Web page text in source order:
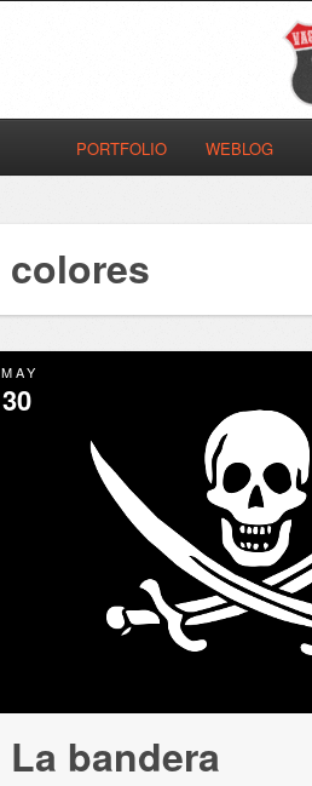
PORTFOLIO WEBLOG
colores
MAY
30
La bandera